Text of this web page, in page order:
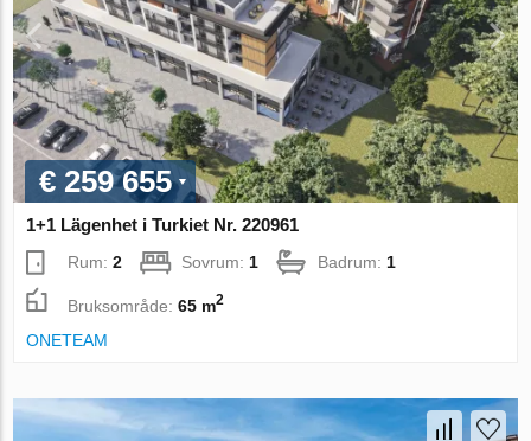
€ 259 655
1+1 Lägenhet i Turkiet Nr. 220961
Rum:2 Sovrum: 1 Badrum: 1
Bruksområde:65 m2
ONETEAM